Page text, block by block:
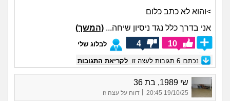
>והוא לא כתב כלום
אני בדרך כלל נגד ניסיון שיחה... (המשך)
10
4 לבלוג שלי
נכתבו 6 תגובות לעצה זו. לקריאת התגובות
שי 1989, בת 36
19/10/25 20:45
| דווח על עצה זו